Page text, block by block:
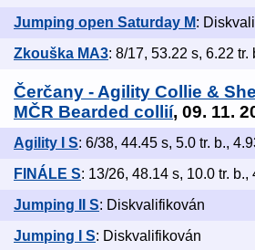
Jumping open Saturday M:
Zkouška MA3: 8/17, 53.22 s, 6.22 tr.
Čerčany - Agility Collie &
MČR Bearded collií, 09. 11.
Agility I S: 6/38, 44.45 s, 5.0 tr. b.,
FINÁLE S: 13/26, 48.14 s, 10.0 tr. b.,
Jumping II S: Diskvalifikován
Jumping I S: Diskvalifikován